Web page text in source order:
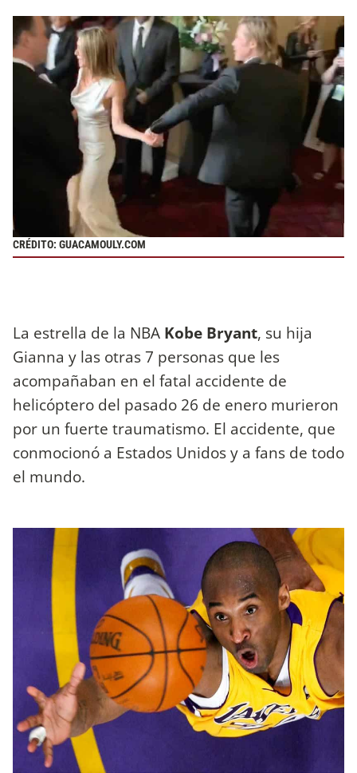
CRÉDITO: GUACAMOULY.COM
La estrella de la NBA Kobe Bryant, su hija
Gianna y las otras 7 personas que les
acompañaban en el fatal accidente de
helicóptero del pasado 26 de enero murieron
por un fuerte traumatismo. El accidente, que
conmocionó a Estados Unidos y a fans de todo
el mundo.